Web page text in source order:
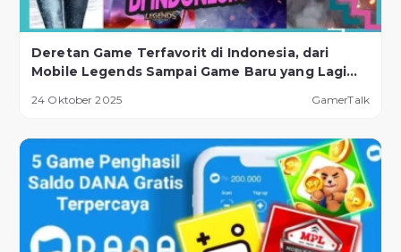
Deretan Game Terfavorit di Indonesia, dari
Mobile Legends Sampai Game Baru yang Lagi
24 Oktober 2025 GamerTalk